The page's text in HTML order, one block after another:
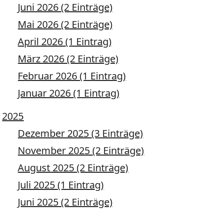
Juni 2026 (2 Einträge)
Mai 2026 (2 Einträge)
April 2026 (1 Eintrag)
März 2026 (2 Einträge)
Februar 2026 (1 Eintrag)
Januar 2026 (1 Eintrag)
2025
Dezember 2025 (3 Einträge)
November 2025 (2 Einträge)
August 2025 (2 Einträge)
Juli 2025 (1 Eintrag)
Juni 2025 (2 Einträge)